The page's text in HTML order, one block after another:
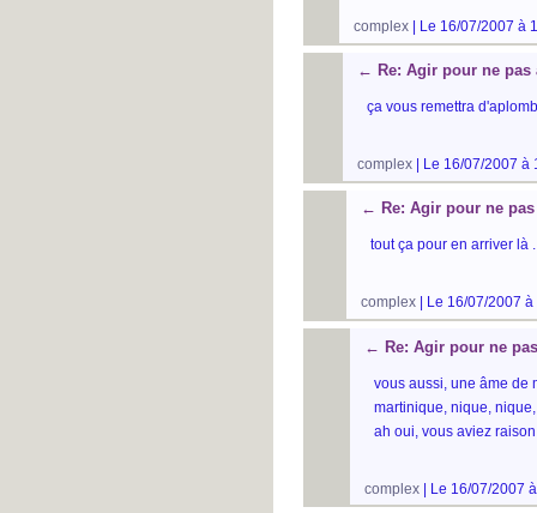
complex | Le 16/07/2007 à
← Re: Agir pour ne pas
ça vous remettra
complex | Le 16/07/2007
← Re: Agir pour ne
tout ça pour en arriver là
complex | Le 16/07/2007
← Re: Agir pour ne
vous aussi, une âme de
martinique, nique,
ah oui, vous aviez
complex | Le 16/07/2007